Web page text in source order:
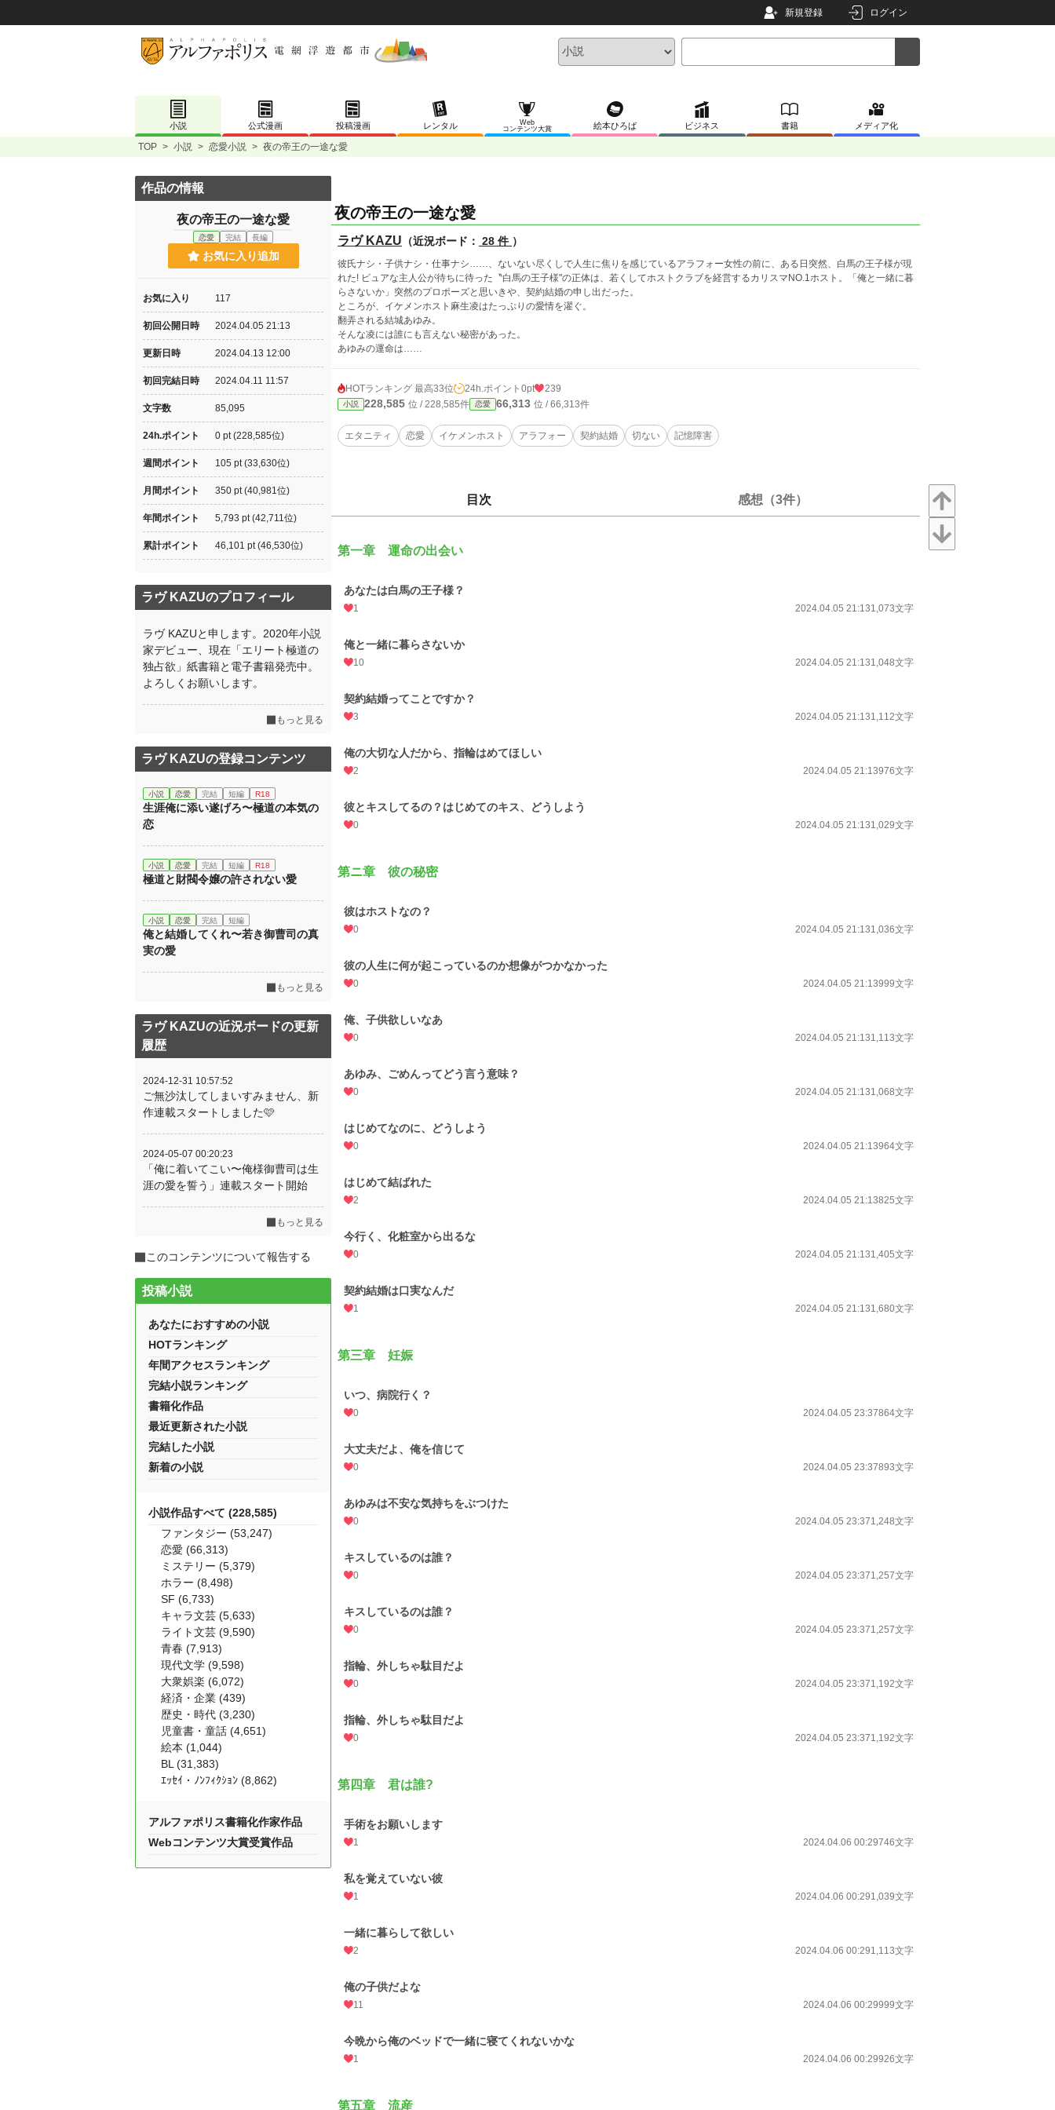
新規登録 ログイン
小説 公式漫画 投稿漫画 レンタル
Web
コンテンツ大賞
絵本ひろば ビジネス 書籍 メディア化
TOP > 小説 > 恋愛小説 > 夜の帝王の一途な愛
夜の帝王の一途な愛
ラヴ KAZU （近況ボード： 28 件 ）
彼氏ナシ・子供ナシ・仕事ナシ……、ないない尽くしで人生に焦りを感じているアラフォー女性の前に、ある日突然、白馬の王子様が現
れた! ピュアな主人公が待ちに待った〝白馬の王子様"の正体は、若くしてホストクラブを経営するカリスマNO.1ホスト。「俺と一緒に暮
らさないか」突然のプロポーズと思いきや、契約結婚の申し出だった。
ところが、イケメンホスト麻生凌はたっぷりの愛情を濯ぐ。
翻弄される結城あゆみ。
そんな凌には誰にも言えない秘密があった。
あゆみの運命は……
HOTランキング 最高33位 24h.ポイント 0pt 239
小説 228,585 位 / 228,585件 恋愛 66,313 位 / 66,313件
エタニティ 恋愛 イケメンホスト アラフォー 契約結婚 切ない 記憶障害
目次 感想（3件）
第一章 運命の出会い
あなたは白馬の王子様？
1 2024.04.05 21:131,073文字
俺と一緒に暮らさないか
10 2024.04.05 21:131,048文字
契約結婚ってことですか？
3 2024.04.05 21:131,112文字
俺の大切な人だから、指輪はめてほしい
2 2024.04.05 21:13976文字
彼とキスしてるの？はじめてのキス、どうしよう
0 2024.04.05 21:131,029文字
第ニ章 彼の秘密
彼はホストなの？
0 2024.04.05 21:131,036文字
彼の人生に何が起こっているのか想像がつかなかった
0 2024.04.05 21:13999文字
俺、子供欲しいなあ
0 2024.04.05 21:131,113文字
あゆみ、ごめんってどう言う意味？
0 2024.04.05 21:131,068文字
はじめてなのに、どうしよう
0 2024.04.05 21:13964文字
はじめて結ばれた
2 2024.04.05 21:13825文字
今行く、化粧室から出るな
0 2024.04.05 21:131,405文字
契約結婚は口実なんだ
1 2024.04.05 21:131,680文字
第三章 妊娠
いつ、病院行く？
0 2024.04.05 23:37864文字
大丈夫だよ、俺を信じて
0 2024.04.05 23:37893文字
あゆみは不安な気持ちをぶつけた
0 2024.04.05 23:371,248文字
キスしているのは誰？
0 2024.04.05 23:371,257文字
キスしているのは誰？
0 2024.04.05 23:371,257文字
指輪、外しちゃ駄目だよ
0 2024.04.05 23:371,192文字
指輪、外しちゃ駄目だよ
0 2024.04.05 23:371,192文字
第四章 君は誰?
手術をお願いします
1 2024.04.06 00:29746文字
私を覚えていない彼
1 2024.04.06 00:291,039文字
一緒に暮らして欲しい
2 2024.04.06 00:291,113文字
俺の子供だよな
11 2024.04.06 00:29999文字
今晩から俺のベッドで一緒に寝てくれないかな
1 2024.04.06 00:29926文字
第五章 流産
作品の情報
夜の帝王の一途な愛
恋愛 完結 長編
お気に入り追加
お気に入り 117
初回公開日時 2024.04.05 21:13
更新日時 2024.04.13 12:00
初回完結日時 2024.04.11 11:57
文字数 85,095
24h.ポイント 0 pt (228,585位)
週間ポイント 105 pt (33,630位)
月間ポイント 350 pt (40,981位)
年間ポイント 5,793 pt (42,711位)
累計ポイント 46,101 pt (46,530位)
ラヴ KAZUのプロフィール
ラヴ KAZUと申します。2020年小説
家デビュー、現在「エリート極道の
独占欲」紙書籍と電子書籍発売中。
よろしくお願いします。
もっと見る
ラヴ KAZUの登録コンテンツ
小説 恋愛 完結 短編 R18
生涯俺に添い遂げろ〜極道の本気の
恋
小説 恋愛 完結 短編 R18
極道と財閥令嬢の許されない愛
小説 恋愛 完結 短編
俺と結婚してくれ〜若き御曹司の真
実の愛
もっと見る
ラヴ KAZUの近況ボードの更新
履歴
2024-12-31 10:57:52
ご無沙汰してしまいすみません、新
作連載スタートしました🩷
2024-05-07 00:20:23
「俺に着いてこい〜俺様御曹司は生
涯の愛を誓う」連載スタート開始
もっと見る
このコンテンツについて報告する
投稿小説
あなたにおすすめの小説
HOTランキング
年間アクセスランキング
完結小説ランキング
書籍化作品
最近更新された小説
完結した小説
新着の小説
小説作品すべて (228,585)
ファンタジー (53,247)
恋愛 (66,313)
ミステリー (5,379)
ホラー (8,498)
SF (6,733)
キャラ文芸 (5,633)
ライト文芸 (9,590)
青春 (7,913)
現代文学 (9,598)
大衆娯楽 (6,072)
経済・企業 (439)
歴史・時代 (3,230)
児童書・童話 (4,651)
絵本 (1,044)
BL (31,383)
ｴｯｾｲ・ﾉﾝﾌｨｸｼｮﾝ (8,862)
アルファポリス書籍化作家作品
Webコンテンツ大賞受賞作品